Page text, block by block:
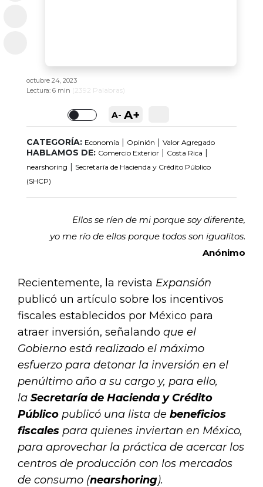
octubre 24, 2023
Lectura: 6 min ( 2392 Palabras)
Toggle
A- A+
CATEGORÍA: Economía | Opinión | Valor Agregado
HABLAMOS DE: Comercio Exterior | Costa Rica |
nearshoring | Secretaría de Hacienda y Crédito Público
(SHCP)
Ellos se ríen de mi porque soy diferente,
yo me río de ellos porque todos son igualitos.
Anónimo
Recientemente, la revista Expansión
publicó un artículo sobre los incentivos
fiscales establecidos por México para
atraer inversión, señalando que el
Gobierno está realizado el máximo
esfuerzo para detonar la inversión en el
penúltimo año a su cargo y, para ello,
la Secretaría de Hacienda y Crédito
Público publicó una lista de beneficios
fiscales para quienes inviertan en México,
para aprovechar la práctica de acercar los
centros de producción con los mercados
de consumo (nearshoring).